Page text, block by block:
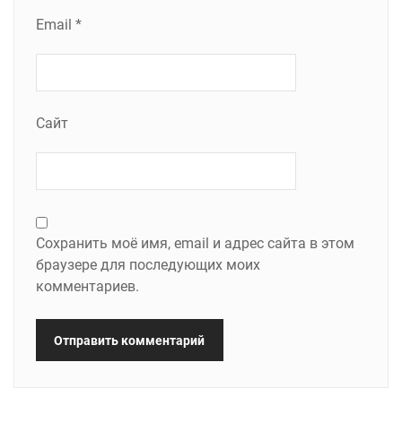
Email *
Сайт
Сохранить моё имя, email и адрес сайта в этом
браузере для последующих моих
комментариев.